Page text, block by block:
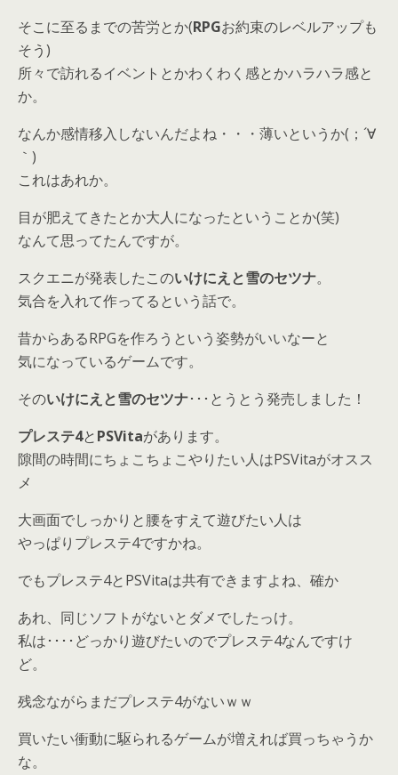
そこに至るまでの苦労とか(RPGお約束のレベルアップも
そう)
所々で訪れるイベントとかわくわく感とかハラハラ感と
か。
なんか感情移入しないんだよね・・・薄いというか(；´∀
｀)
これはあれか。
目が肥えてきたとか大人になったということか(笑)
なんて思ってたんですが。
スクエニが発表したこのいけにえと雪のセツナ。
気合を入れて作ってるという話で。
昔からあるRPGを作ろうという姿勢がいいなーと
気になっているゲームです。
そのいけにえと雪のセツナ･･･とうとう発売しました！
プレステ4とPSVitaがあります。
隙間の時間にちょこちょこやりたい人はPSVitaがオスス
メ
大画面でしっかりと腰をすえて遊びたい人は
やっぱりプレステ4ですかね。
でもプレステ4とPSVitaは共有できますよね、確か
あれ、同じソフトがないとダメでしたっけ。
私は････どっかり遊びたいのでプレステ4なんですけ
ど。
残念ながらまだプレステ4がないｗｗ
買いたい衝動に駆られるゲームが増えれば買っちゃうか
な。